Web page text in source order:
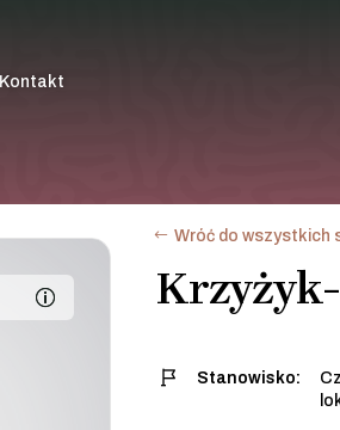
Kontakt
Wróć do wszystkich
Stanowisko: